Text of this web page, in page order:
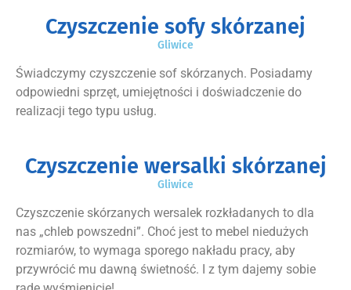
Czyszczenie sofy skórzanej
Gliwice
Świadczymy czyszczenie sof skórzanych. Posiadamy
odpowiedni sprzęt, umiejętności i doświadczenie do
realizacji tego typu usług.
Czyszczenie wersalki skórzanej
Gliwice
Czyszczenie skórzanych wersalek rozkładanych to dla
nas „chleb powszedni”. Choć jest to mebel niedużych
rozmiarów, to wymaga sporego nakładu pracy, aby
przywrócić mu dawną świetność. I z tym dajemy sobie